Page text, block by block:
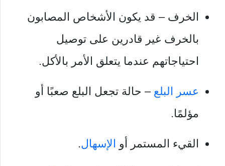
الخرف – قد يكون الأشخاص المصابون
بالخرف غير قادرين على توصيل
احتياجاتهم عندما يتعلق الأمر بالأكل.
عسر البلع – حالة تجعل البلع صعبًا أو
مؤلمًا.
القيء المستمر أو الإسهال.